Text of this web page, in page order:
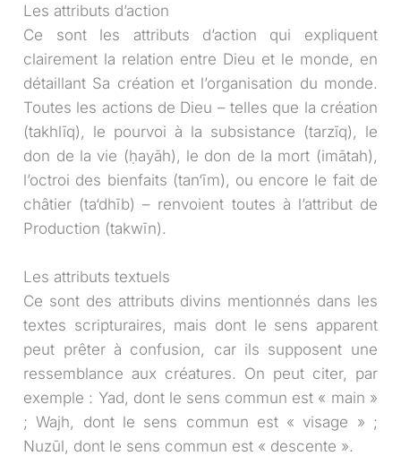
Les attributs d’action
Ce sont les attributs d’action qui expliquent
clairement la relation entre Dieu et le monde, en
détaillant Sa création et l’organisation du monde.
Toutes les actions de Dieu – telles que la création
(takhlīq), le pourvoi à la subsistance (tarzīq), le
don de la vie (ḥayāh), le don de la mort (imātah),
l’octroi des bienfaits (tan‘īm), ou encore le fait de
châtier (ta‘dhīb) – renvoient toutes à l’attribut de
Production (takwīn).
Les attributs textuels
Ce sont des attributs divins mentionnés dans les
textes scripturaires, mais dont le sens apparent
peut prêter à confusion, car ils supposent une
ressemblance aux créatures. On peut citer, par
exemple : Yad, dont le sens commun est « main »
; Wajh, dont le sens commun est « visage » ;
Nuzūl, dont le sens commun est « descente ».